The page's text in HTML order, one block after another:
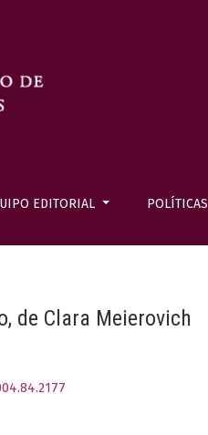
EDITORIAL POLÍTICAS
de Clara Meierovich